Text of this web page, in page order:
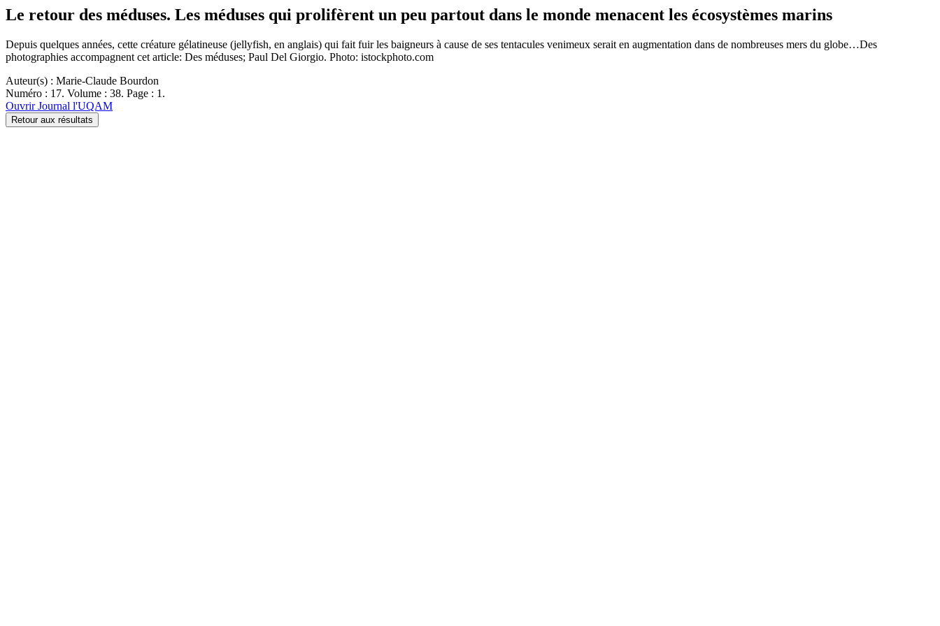
Le retour des méduses. Les méduses qui prolifèrent un peu partout dans le monde menacent les écosystèmes marins
Depuis quelques années, cette créature gélatineuse (jellyfish, en anglais) qui fait fuir les baigneurs à cause de ses tentacules venimeux serait en augmentation dans de nombreuses mers du globe…Des
photographies accompagnent cet article: Des méduses; Paul Del Giorgio. Photo: istockphoto.com
Auteur(s) : Marie-Claude Bourdon
Numéro : 17. Volume : 38. Page : 1.
Ouvrir Journal l'UQAM
Retour aux résultats